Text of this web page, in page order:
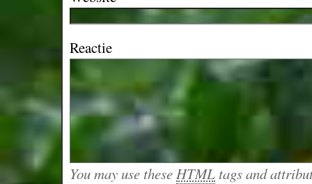
Reactie
You may use theseHTML tags and